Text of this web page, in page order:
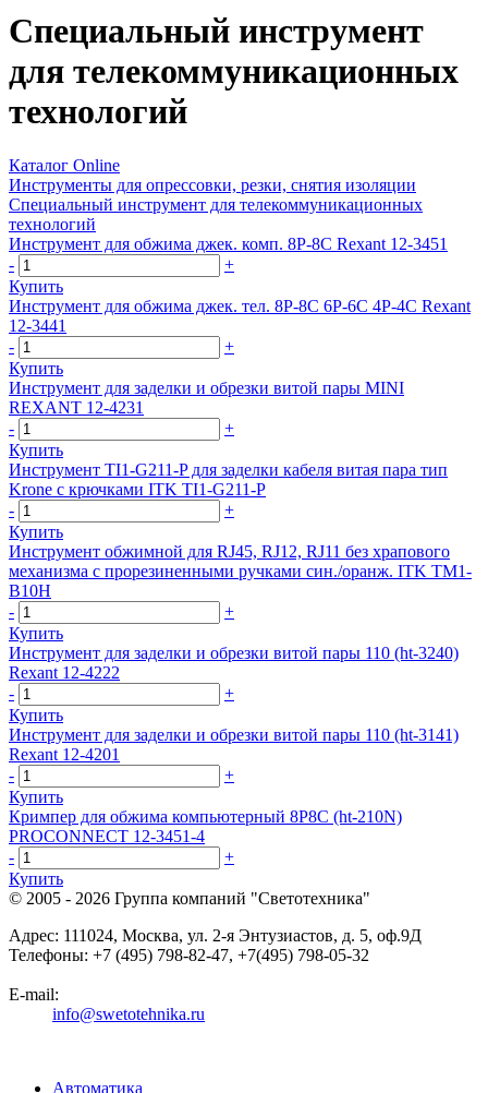
Специальный инструмент
для телекоммуникационных
технологий
Каталог Online
Инструменты для опрессовки, резки, снятия изоляции
Специальный инструмент для телекоммуникационных
технологий
Инструмент для обжима джек. комп. 8P-8C Rexant 12-3451
-
+
Купить
Инструмент для обжима джек. тел. 8Р-8С 6Р-6С 4Р-4С Rexant
12-3441
-
+
Купить
Инструмент для заделки и обрезки витой пары MINI
REXANT 12-4231
-
+
Купить
Инструмент TI1-G211-P для заделки кабеля витая пара тип
Krone с крючками ITK TI1-G211-P
-
+
Купить
Инструмент обжимной для RJ45, RJ12, RJ11 без храпового
механизма с прорезиненными ручками син./оранж. ITK TM1-
B10H
-
+
Купить
Инструмент для заделки и обрезки витой пары 110 (ht-3240)
Rexant 12-4222
-
+
Купить
Инструмент для заделки и обрезки витой пары 110 (ht-3141)
Rexant 12-4201
-
+
Купить
Кримпер для обжима компьютерный 8P8C (ht-210N)
PROCONNECT 12-3451-4
-
+
Купить
© 2005 - 2026 Группа компаний "Светотехника"
Адрес: 111024, Москва, ул. 2-я Энтузиастов, д. 5, оф.9Д
Телефоны: +7 (495) 798-82-47, +7(495) 798-05-32
E-mail:
info@swetotehnika.ru
Автоматика